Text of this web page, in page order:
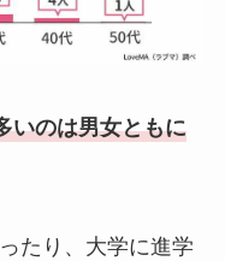
いのは男女ともに
たり、大学に進学